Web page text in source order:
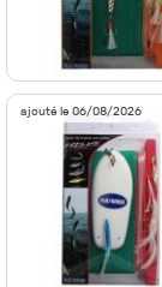
ajouté le 06/08/2026